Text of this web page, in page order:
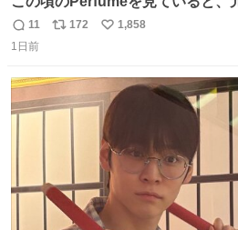
ら決して感情に任せすぎることな
たダンスであることに新鮮に驚く
こから積み重ねてきた努力や練習
返
信
11
リ
数
172
い
数
1,858
1日前